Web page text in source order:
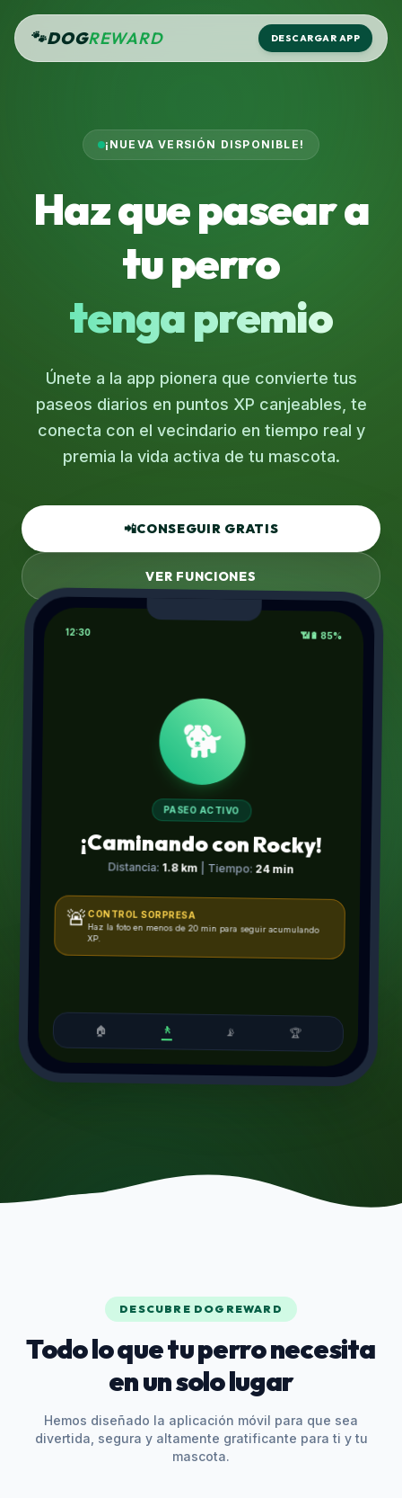
🐾DOGREWARD DESCARGAR APP
¡NUEVA VERSIÓN DISPONIBLE!
Haz que pasear a
tu perro
tenga premio
Únete a la app pionera que convierte tus
paseos diarios en puntos XP canjeables, te
conecta con el vecindario en tiempo real y
premia la vida activa de tu mascota.
📲CONSEGUIR GRATIS
VER FUNCIONES
📶🔋 85%
🐕
PASEO ACTIVO
¡Caminando con Rocky!
Distancia: 1.8 km | Tiempo: 24 min
🚨CONTROL SORPRESA
Haz la foto en menos de 20 min para seguir acumulando
🏠 🚶 📡 🏆
DESCUBRE DOGREWARD
Todo lo que tu perro necesita
en un solo lugar
Hemos diseñado la aplicación móvil para que sea
divertida, segura y altamente gratificante para ti y tu
mascota.